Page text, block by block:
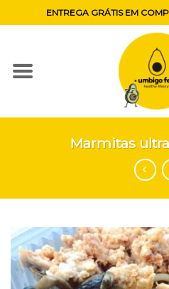
to
ENTREGA GRÁTIS EM
Marmitas